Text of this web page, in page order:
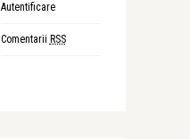
Autentificare
Comentarii RSS